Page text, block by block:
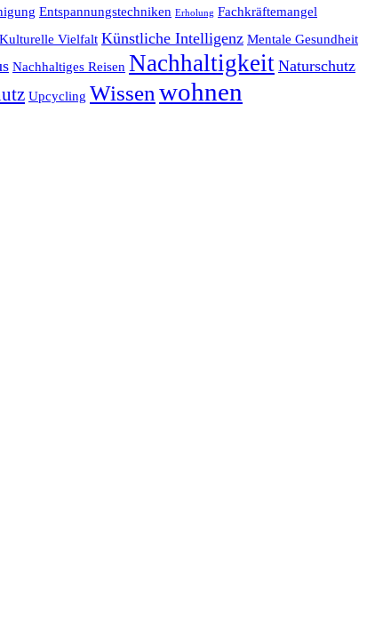
Entspannungstechniken Erholung Fachkräftemangel
Kulturelle Vielfalt Künstliche Intelligenz Mentale Gesundheit
Nachhaltiges Reisen Nachhaltigkeit Naturschutz
Upcycling Wissen wohnen